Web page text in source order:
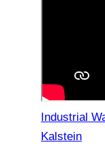
Industrial
Kalstein